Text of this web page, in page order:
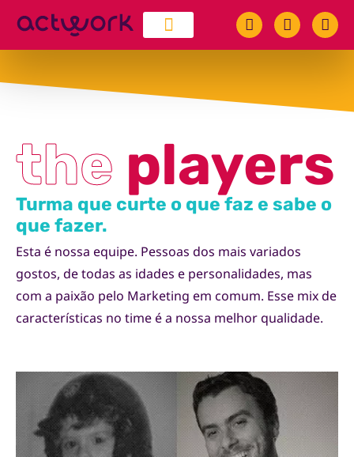
the players
Turma que curte o que faz e sabe o
que fazer.
Esta é nossa equipe. Pessoas dos mais variados
gostos, de todas as idades e personalidades, mas
com a paixão pelo Marketing em comum. Esse mix de
características no time é a nossa melhor qualidade.